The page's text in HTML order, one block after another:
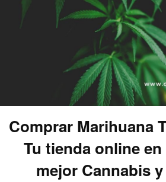
Comprar Marihuana
Tu tienda online
mejor Cannabis